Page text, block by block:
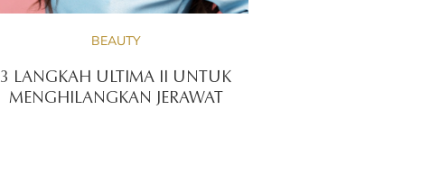
BEAUTY
3 LANGKAH ULTIMA II UNTUK
MENGHILANGKAN JERAWAT